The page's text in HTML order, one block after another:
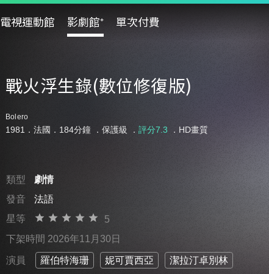
電視運動館 影劇館⁺ 單次付費
戰火浮生錄(數位修復版)
Bolero
1981．法國．184分鐘 ． 保護級 ． 評分7.3 ．HD畫質
類型
劇情
發音
法語
星等
5
下架時間 2026年11月30日
演員 羅伯特海珊 妮可賈西亞 潔拉汀卓別林